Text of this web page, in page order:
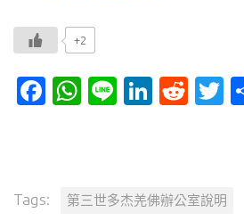
+2
Facebook
WhatsApp
Line
Tags: 第三世多杰羌佛辦公室說明